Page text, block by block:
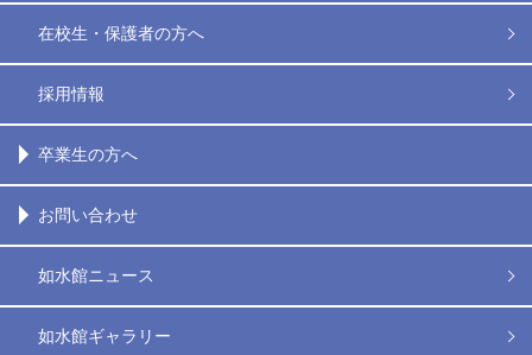
在校生・保護者の方へ
採用情報
卒業生の方へ
お問い合わせ
如水館ニュース
如水館ギャラリー